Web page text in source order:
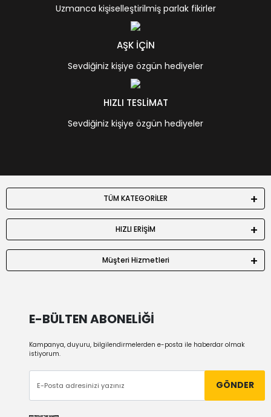
Uzmanca kişiselleştirilmiş parlak fikirler
AŞK İÇİN
Sevdiğiniz kişiye özgün hediyeler
HIZLI TESLİMAT
Sevdiğiniz kişiye özgün hediyeler
TÜM KATEGORİLER
HIZLI ERİŞİM
Müşteri Hizmetleri
E-BÜLTEN ABONELİĞİ
Kampanya, duyuru, bilgilendirmelerden e-posta ile haberdar olmak
istiyorum.
GÖNDER